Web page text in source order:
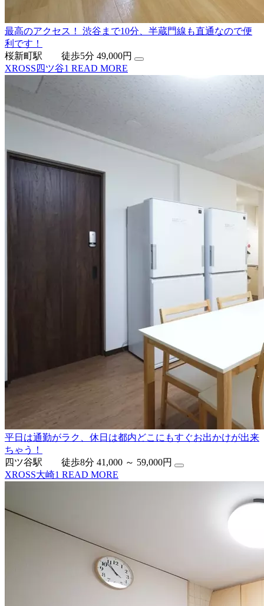
最高のアクセス！ 渋谷まで10分、半蔵門線も直通なので便
利です！
桜新町駅 徒歩5分 49,000円
XROSS四ツ谷1 READ MORE
平日は通勤がラク、休日は都内どこにもすぐお出かけが出来
ちゃう！
四ツ谷駅 徒歩8分 41,000 ～ 59,000円
XROSS大崎1 READ MORE